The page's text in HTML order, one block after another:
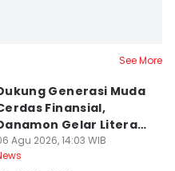
See More
Generasi Muda
Finansial,
Gelar Literasi
Agu 2026, 14:03 WIB